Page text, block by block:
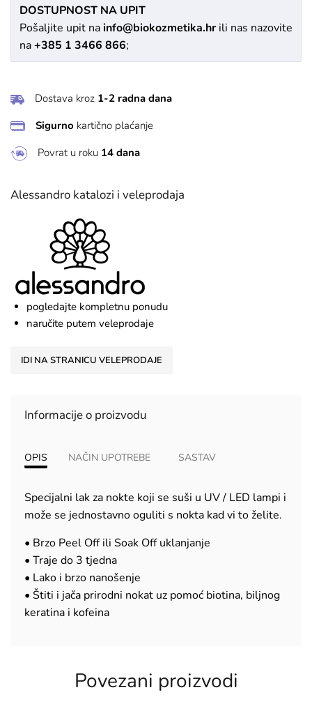
DOSTUPNOST NA UPIT
Pošaljite upit nainfo@biokozmetika.hrili nas nazovite
na+385 1 3466 866;
Dostava kroz 1-2 radna dana
Sigurno kartično plaćanje
Povrat u roku 14 dana
Alessandro katalozi i veleprodaja
pogledajte kompletnu ponudu
naručite putem veleprodaje
IDI NA STRANICU VELEPRODAJE
Informacije o proizvodu
OPIS NAČIN UPOTREBE SASTAV
Specijalni lak za nokte koji se suši u UV / LED lampi i
može se jednostavno oguliti s nokta kad vi to želite.
• Brzo Peel Off ili Soak Off uklanjanje
• Traje do 3 tjedna
• Lako i brzo nanošenje
• Štiti i jača prirodni nokat uz pomoć biotina, biljnog
keratina i kofeina
Povezani proizvodi